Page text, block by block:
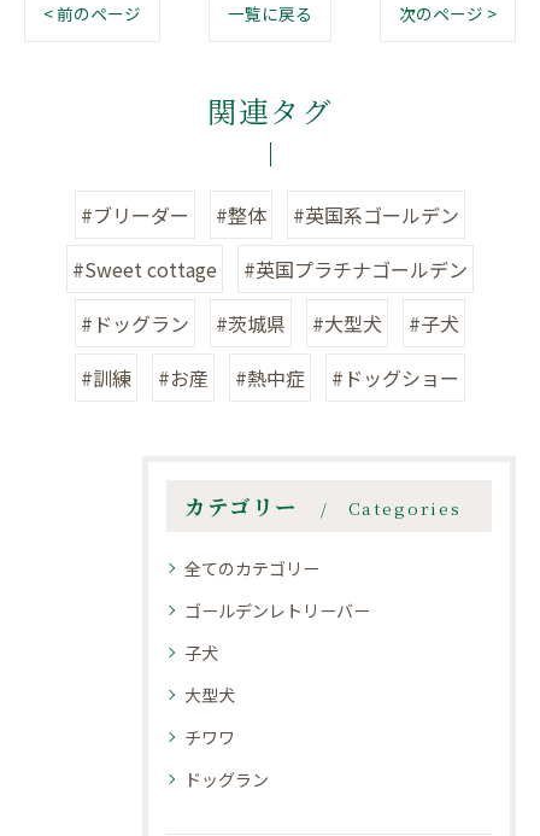
< 前のページ 一覧に戻る 次のページ >
関連タグ
#ブリーダー #整体
#英国系ゴールデン
#Sweet cottage
#英国プラチナゴールデン
#ドッグラン
#茨城県 #大型犬
#子犬
#訓練
#お産 #熱中症 #ドッグショー
カテゴリー Categories
全てのカテゴリー
ゴールデンレトリーバー
子犬
大型犬
チワワ
ドッグラン